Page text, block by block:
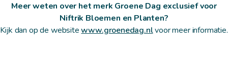
Meer weten over het merk Groene Dag exclusief voor
Niftrik Bloemen en Planten?
Kijk dan op de websitewww.groenedag.nlvoor meer informatie.